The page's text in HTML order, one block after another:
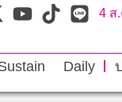
4 ส
Daily